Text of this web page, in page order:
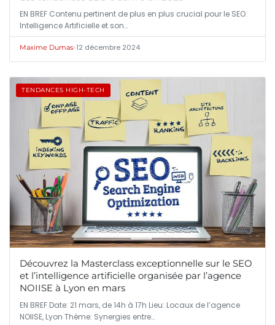
EN BREF Contenu pertinent de plus en plus crucial pour le SEO.
Intelligence Artificielle et son…
Maxime Dumas•12 décembre 2024
TENDANCES HIGH-TECH
Découvrez la Masterclass exceptionnelle sur le SEO
et l’intelligence artificielle organisée par l’agence
NOIISE à Lyon en mars
EN BREF Date: 21 mars, de 14h à 17h Lieu: Locaux de l’agence
NOIISE, Lyon Thème: Synergies entre…